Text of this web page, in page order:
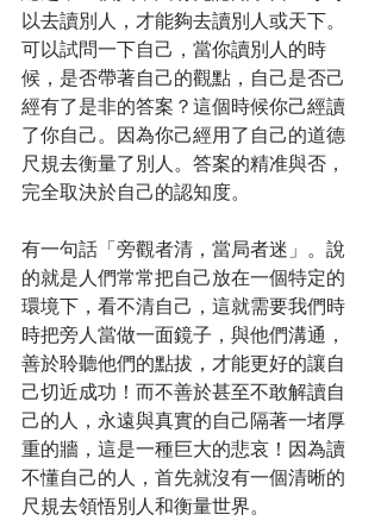
以去讀別人，才能夠去讀別人或天下。
可以試問一下自己，當你讀別人的時
候，是否帶著自己的觀點，自己是否己
經有了是非的答案？這個時候你己經讀
了你自己。因為你己經用了自己的道德
尺規去衡量了別人。答案的精准與否，
完全取決於自己的認知度。
有一句話「旁觀者清，當局者迷」。說
的就是人們常常把自己放在一個特定的
環境下，看不清自己，這就需要我們時
時把旁人當做一面鏡子，與他們溝通，
善於聆聽他們的點拔，才能更好的讓自
己切近成功！而不善於甚至不敢解讀自
己的人，永遠與真實的自己隔著一堵厚
重的牆，這是一種巨大的悲哀！因為讀
不懂自己的人，首先就沒有一個清晰的
尺規去領悟別人和衡量世界。